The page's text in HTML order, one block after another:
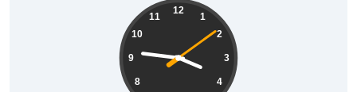
12
1
2
3
4
8
9
10
11